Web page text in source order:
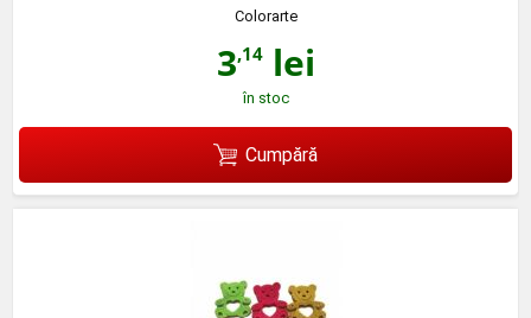
Colorarte
3,14lei
în stoc
Cumpără